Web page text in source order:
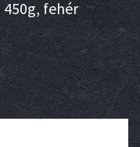
450g, fehér